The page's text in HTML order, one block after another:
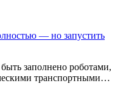
— но запустить
заполнено роботами,
транспортными…